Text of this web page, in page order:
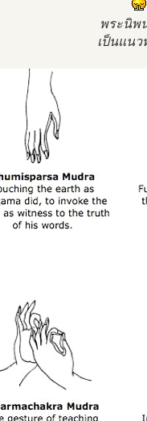
พระนิพ
เป็นแนว